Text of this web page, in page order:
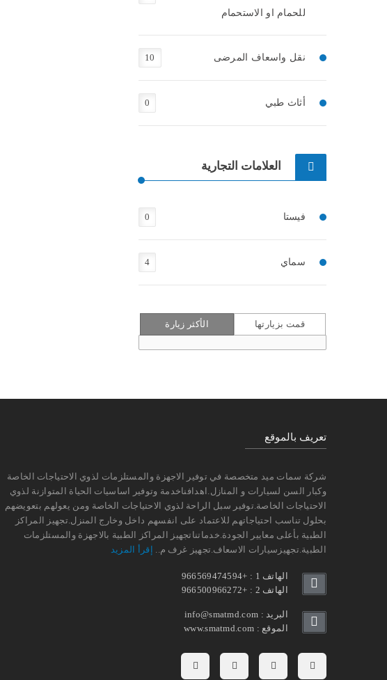
للحمام او الاستحمام
نقل واسعاف المرضى 10
أثاث طبي 0
العلامات التجارية
فيستا 0
سماي 4
قمت بزيارتها الأكثر زيارة
تعريف بالموقع
شركة سمات ميد متخصصة في توفير الاجهزة والمستلزمات لذوي الاحتياجات الخاصة
وكبار السن لسيارات و المنازل.اهدافناخدمة وتوفير اساسيات الحياة المتوازنة لذوي
الاحتياجات الخاصة.توفير سبل الراحة لذوي الاحتياجات الخاصة ومن يعولهم بتعويضهم
بحلول تناسب احتياجاتهم للاعتماد على انفسهم داخل وخارج المنزل.تجهيز المراكز
الطبية بأعلى معايير الجودة.خدماتناتجهيز المراكز الطبية بالاجهزة والمستلزمات
الطبية.تجهيزسيارات الاسعاف.تجهيز غرف م.. إقرأ المزيد
الهاتف 1 : +966569474594
الهاتف 2 : +966500966272
البريد : info@smatmd.com
الموقع : www.smatmd.com